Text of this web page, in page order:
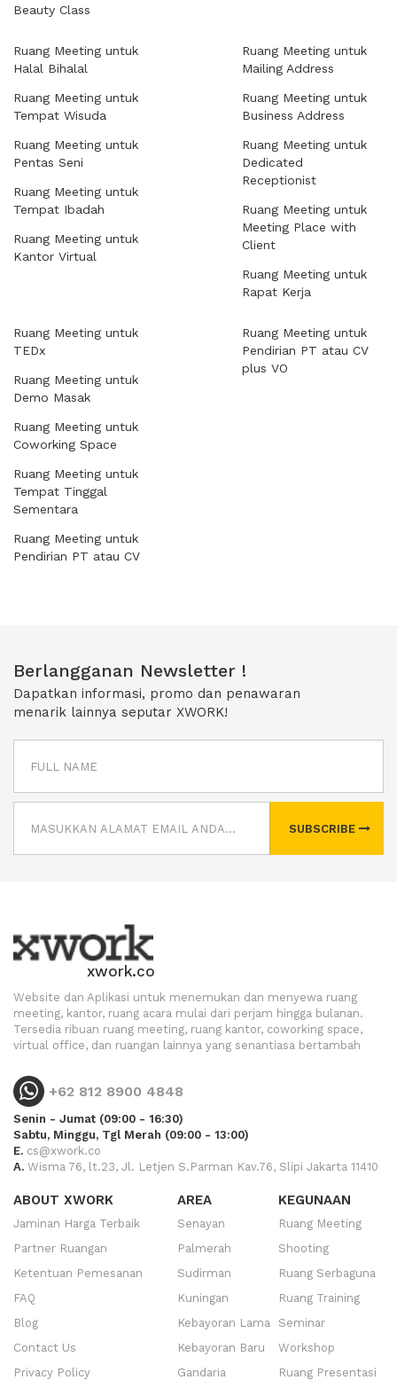
Beauty Class
Ruang Meeting untuk
Halal Bihalal
Ruang Meeting untuk
Tempat Wisuda
Ruang Meeting untuk
Pentas Seni
Ruang Meeting untuk
Tempat Ibadah
Ruang Meeting untuk
Kantor Virtual
Ruang Meeting untuk
Mailing Address
Ruang Meeting untuk
Business Address
Ruang Meeting untuk
Dedicated
Receptionist
Ruang Meeting untuk
Meeting Place with
Client
Ruang Meeting untuk
Rapat Kerja
Ruang Meeting untuk
TEDx
Ruang Meeting untuk
Demo Masak
Ruang Meeting untuk
Coworking Space
Ruang Meeting untuk
Tempat Tinggal
Sementara
Ruang Meeting untuk
Pendirian PT atau CV
Ruang Meeting untuk
Pendirian PT atau CV
plus VO
Berlangganan Newsletter !
Dapatkan informasi, promo dan penawaran
menarik lainnya seputar XWORK!
SUBSCRIBE
xwork.co
Website dan Aplikasi untuk menemukan dan menyewa ruang
meeting, kantor, ruang acara mulai dari perjam hingga bulanan.
Tersedia ribuan ruang meeting, ruang kantor, coworking space,
virtual office, dan ruangan lainnya yang senantiasa bertambah
+62 812 8900 4848
Senin - Jumat (09:00 - 16:30)
Sabtu, Minggu, Tgl Merah (09:00 - 13:00)
E. cs@xwork.co
A. Wisma 76, lt.23, Jl. Letjen S.Parman Kav.76, Slipi Jakarta 11410
ABOUT XWORK
Jaminan Harga Terbaik
Partner Ruangan
Ketentuan Pemesanan
FAQ
Blog
Contact Us
Privacy Policy
AREA
Senayan
Palmerah
Sudirman
Kuningan
Kebayoran Lama
Kebayoran Baru
Gandaria
KEGUNAAN
Ruang Meeting
Shooting
Ruang Serbaguna
Ruang Training
Seminar
Workshop
Ruang Presentasi